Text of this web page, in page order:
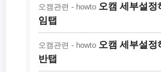
오캠관련 - howto 오캠 세부설정
임탭
오캠관련 - howto 오캠 세부설정
반탭